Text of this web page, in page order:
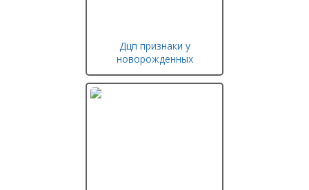
Дцп признаки у
новорожденных